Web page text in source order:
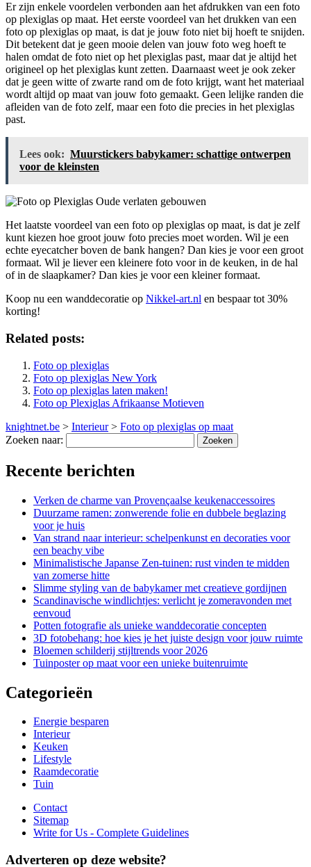
Er zijn enkele voordelen verbonden aan het afdrukken van een foto
op plexiglas op maat. Het eerste voordeel van het drukken van een
foto op plexiglas op maat, is dat je jouw foto niet bij hoeft te snijden.
Dit betekent dat je geen mooie delen van jouw foto weg hoeft te
halen omdat de foto niet op het plexiglas past, maar dat je altijd het
origineel op het plexiglas kunt zetten. Daarnaast weet je ook zeker
dat je geen witte of zwarte rand om de foto krijgt, want het materiaal
wordt altijd op maat van jouw foto gemaakt. Geen lelijke randen die
afleiden van de foto zelf, maar een foto die precies in het plexiglas
past.
Lees ook: Muurstickers babykamer: schattige ontwerpen
voor de kleinsten
Het laatste voordeel van een foto op plexiglas op maat, is dat je zelf
kunt kiezen hoe groot jouw foto precies moet worden. Wil je een
echte eyecatcher boven de bank hangen? Dan kies je voor een groot
formaat. Wil je liever een kleinere foto voor in de keuken, in de hal
of in de slaapkamer? Dan kies je voor een kleiner formaat.
Koop nu een wanddecoratie op Nikkel-art.nl en bespaar tot 30%
korting!
Related posts:
Foto op plexiglas
Foto op plexiglas New York
Foto op plexiglas laten maken!
Foto op Plexiglas Afrikaanse Motieven
knightnet.be > Interieur> Foto op plexiglas op maat
Zoeken naar:
Recente berichten
Verken de charme van Provençaalse keukenaccessoires
Duurzame ramen: zonwerende folie en dubbele beglazing
voor je huis
Van strand naar interieur: schelpenkunst en decoraties voor
een beachy vibe
Minimalistische Japanse Zen-tuinen: rust vinden te midden
van zomerse hitte
Slimme styling van de babykamer met creatieve gordijnen
Scandinavische windlichtjes: verlicht je zomeravonden met
eenvoud
Potten fotografie als unieke wanddecoratie concepten
3D fotobehang: hoe kies je het juiste design voor jouw ruimte
Bloemen schilderij stijltrends voor 2026
Tuinposter op maat voor een unieke buitenruimte
Categorieën
Energie besparen
Interieur
Keuken
Lifestyle
Raamdecoratie
Tuin
Contact
Sitemap
Write for Us - Complete Guidelines
Adverteren op deze website?